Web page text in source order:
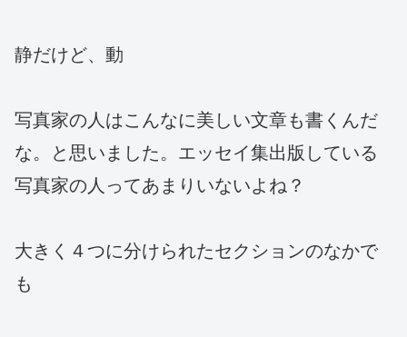
静だけど、動
写真家の人はこんなに美しい文章も書くんだ
な。と思いました。エッセイ集出版している
写真家の人ってあまりいないよね？
大きく４つに分けられたセクションのなかで
も